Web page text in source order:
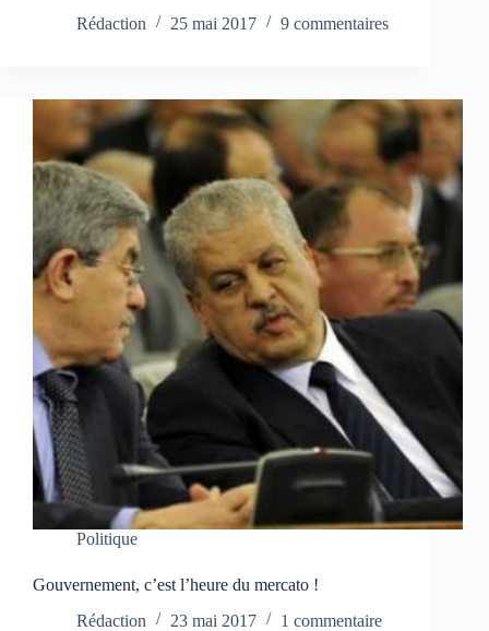
Rédaction
25 mai 2017 9 commentaires
Politique
Gouvernement, c’est l’heure du mercato !
Rédaction
23 mai 2017 1 commentaire